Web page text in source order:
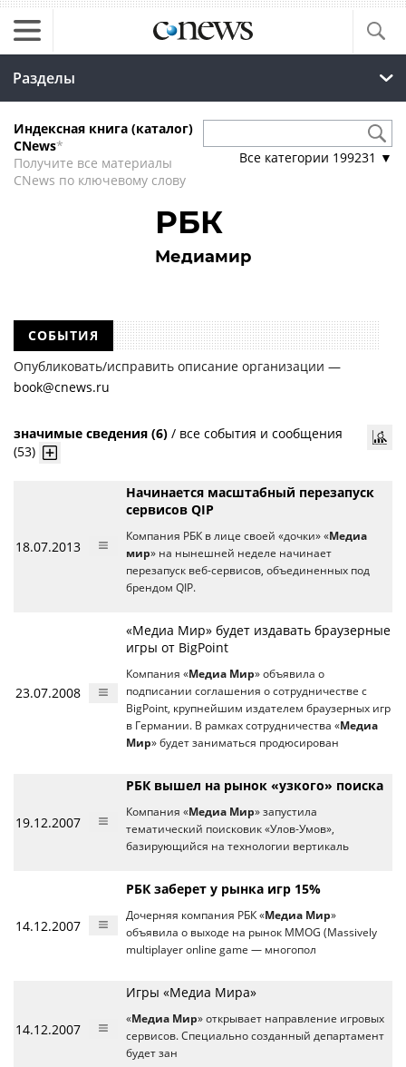
Разделы
Индексная книга (каталог)
CNews*
Получите все материалы
CNews по ключевому слову
Все категории 199231 ▼
РБК
Медиамир
СОБЫТИЯ
Опубликовать/исправить описание организации —
book@cnews.ru
значимые сведения (6) / все события и сообщения
(53)
18.07.2013
Начинается масштабный перезапуск
сервисов QIP
Компания РБК в лице своей «дочки» «Медиа
мир» на нынешней неделе начинает
перезапуск веб-сервисов, объединенных под
брендом QIP.
23.07.2008
«Медиа Мир» будет издавать браузерные
игры от BigPoint
Компания «Медиа Мир» объявила о
подписании соглашения о сотрудничестве с
BigPoint, крупнейшим издателем браузерных игр
в Германии. В рамках сотрудничества «Медиа
Мир» будет заниматься продюсирован
19.12.2007
РБК вышел на рынок «узкого» поиска
Компания «Медиа Мир» запустила
тематический поисковик «Улов-Умов»,
базирующийся на технологии вертикаль
14.12.2007
РБК заберет у рынка игр 15%
Дочерняя компания РБК «Медиа Мир»
объявила о выходе на рынок MMOG (Massively
multiplayer online game — многопол
14.12.2007
Игры «Медиа Мира»
«Медиа Мир» открывает направление игровых
сервисов. Специально созданный департамент
будет зан